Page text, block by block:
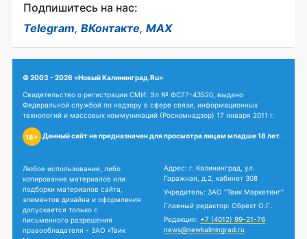
Подпишитесь на нас:
Telegram, ВКонтакте, MAX
© 2003 - 2026 «Новый Калининград.Ru»
Свидетельство о регистрации СМИ: Эл № ФС77-43520, выдано
Федеральной службой по надзору в сфере связи, информационных
технологий и массовых коммуникаций (Роскомнадзор) 17 января 2011 г.
18+ Данный сайт не предназначен для просмотра лицам младше 18 лет.
Любое использование, либо
копирование материалов или
подборки материалов сайта,
элементов дизайна и оформления
допускается только с
письменного разрешения
правообладателя - ЗАО «Твик
Адрес: г. Калининград, ул.
Гаражная, д.2, кабинет 308
Учредитель: ЗАО "Твик Маркетинг"
Главный редактор: Обрехт О.Г.
Редакция: +7 (4012) 99-21-76
news@newkaliningrad.ru